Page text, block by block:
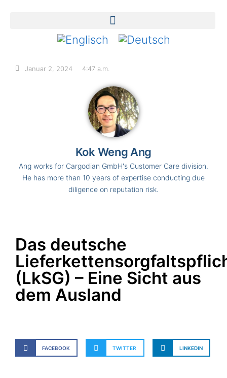
Januar 2, 2024 4:47 a.m.
Kok Weng Ang
Ang works for Cargodian GmbH's Customer Care division.
He has more than 10 years of expertise conducting due
diligence on reputation risk.
Das deutsche
(LkSG) – Eine Sicht aus
dem Ausland
FACEBOOK TWITTER LINKEDIN